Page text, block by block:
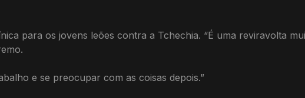
para os jovens leões contra a Tchechia. “É uma reviravolta
e se preocupar com as coisas depois.”